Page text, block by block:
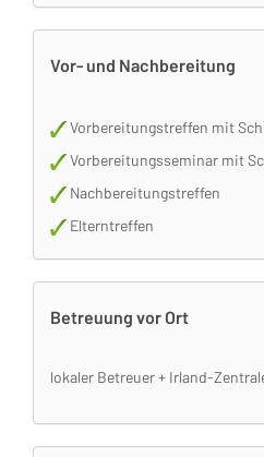
Vor- und Nachbereitung
Vorbereitungstreffen mit
Vorbereitungsseminar mit
Nachbereitungstreffen
Elterntreffen
Betreuung vor Ort
lokaler Betreuer + Irland-